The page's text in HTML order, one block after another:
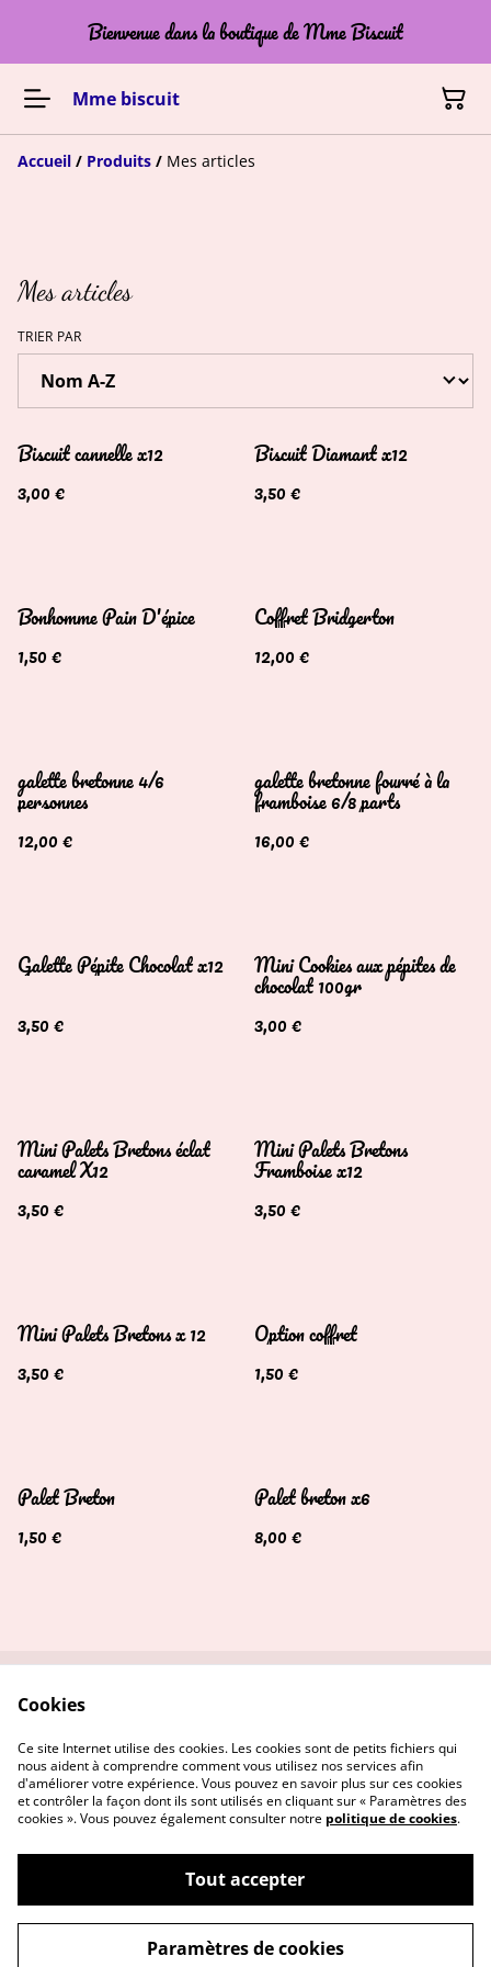
Bienvenue dans la boutique de Mme Biscuit
Mme biscuit
Accueil / Produits / Mes articles
Mes articles
TRIER PAR
Biscuit cannelle x12
3,00 €
Biscuit Diamant x12
3,50 €
Bonhomme Pain D'épice
1,50 €
Coffret Bridgerton
12,00 €
galette bretonne 4/6
personnes
12,00 €
galette bretonne fourré à la
framboise 6/8 parts
16,00 €
Galette Pépite Chocolat x12
3,50 €
Mini Cookies aux pépites de
chocolat 100gr
3,00 €
Mini Palets Bretons éclat
caramel X12
3,50 €
Mini Palets Bretons
Framboise x12
3,50 €
Mini Palets Bretons x 12
3,50 €
Option coffret
1,50 €
Palet Breton
1,50 €
Palet breton x6
8,00 €
Politique de
confidentialité
Politique de cookies
©2026Mme biscuit
powered by
Cookies
Ce site Internet utilise des cookies. Les cookies sont de petits fichiers qui
nous aident à comprendre comment vous utilisez nos services afin
d'améliorer votre expérience. Vous pouvez en savoir plus sur ces cookies
et contrôler la façon dont ils sont utilisés en cliquant sur « Paramètres des
cookies ». Vous pouvez également consulter notre politique de cookies.
Tout accepter
Paramètres de cookies